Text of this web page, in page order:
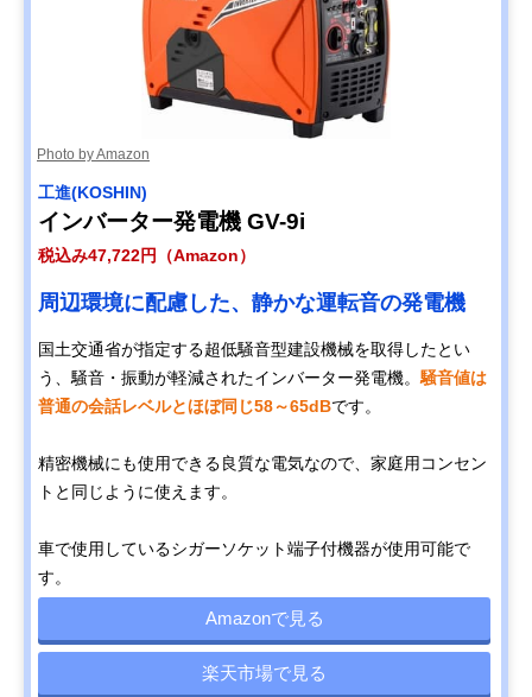
Photo by Amazon
工進(KOSHIN)
インバーター発電機 GV-9i
税込み47,722円（Amazon）
周辺環境に配慮した、静かな運転音の発電機
国土交通省が指定する超低騒音型建設機械を取得したとい
う、騒音・振動が軽減されたインバーター発電機。 騒音値は
普通の会話レベルとほぼ同じ58～65dBです。
精密機械にも使用できる良質な電気なので、家庭用コンセン
トと同じように使えます。
車で使用しているシガーソケット端子付機器が使用可能で
す。
Amazonで見る
楽天市場で見る